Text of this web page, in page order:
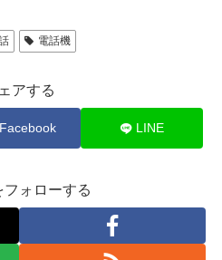
電話機
アする
Facebook LINE
フォローする